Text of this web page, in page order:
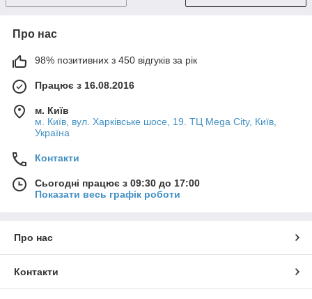
Про нас
98% позитивних з 450 відгуків за рік
Працює з 16.08.2016
м. Київ
м. Київ, вул. Харківське шосе, 19. ТЦ Mega City, Київ,
Україна
Контакти
Сьогодні працює з 09:30 до 17:00
Показати весь графік роботи
Про нас
Контакти